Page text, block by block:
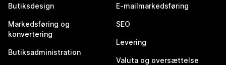
Butiksdesign
Markedsføring og
konvertering
Butiksadministration
E-mailmarkedsføring
SEO
Levering
Valuta og oversættelse